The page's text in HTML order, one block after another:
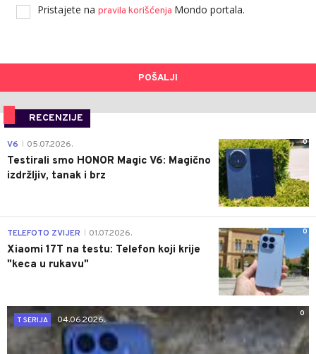
Pristajete na pravila korišćenja Mondo portala.
POŠALJI
RECENZIJE
0
V6 05.07.2026.
Testirali smo HONOR Magic V6: Magično
izdržljiv, tanak i brz
0
TELEFOTO ZVIJER 01.07.2026.
Xiaomi 17T na testu: Telefon koji krije
"keca u rukavu"
0
T SERIJA
04.06.2026.